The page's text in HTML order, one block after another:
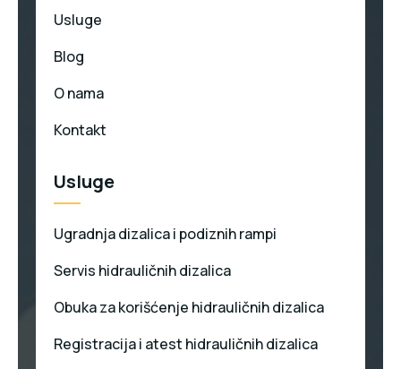
Usluge
Blog
O nama
Kontakt
Usluge
Ugradnja dizalica i podiznih rampi
Servis hidrauličnih dizalica
Obuka za korišćenje hidrauličnih dizalica
Registracija i atest hidrauličnih dizalica